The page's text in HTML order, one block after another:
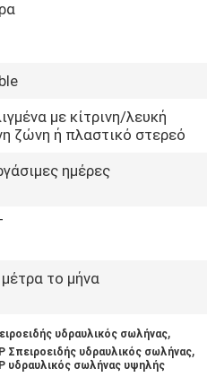
με κίτρινη/λευκή
ζώνη ή πλαστικό στερεό
ημέρες
το μήνα
υδραυλικός σωλήνας,
Σπειροειδής υδραυλικός σωλήνας,
υδραυλικός σωλήνας υψηλής